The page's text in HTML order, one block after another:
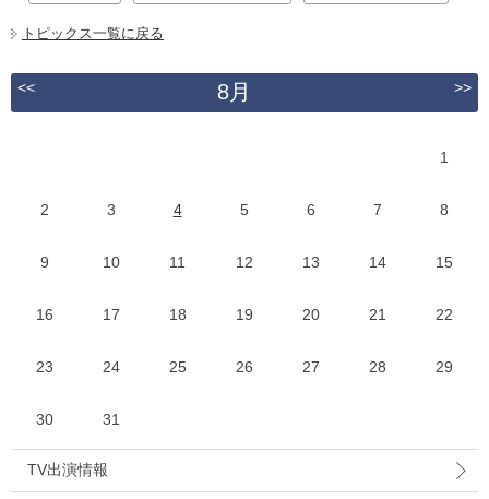
トピックス一覧に戻る
<< 8月 >>
1
2 3 4 5 6 7 8
9 10 11 12 13 14 15
16 17 18 19 20 21 22
23 24 25 26 27 28 29
30 31
TV出演情報